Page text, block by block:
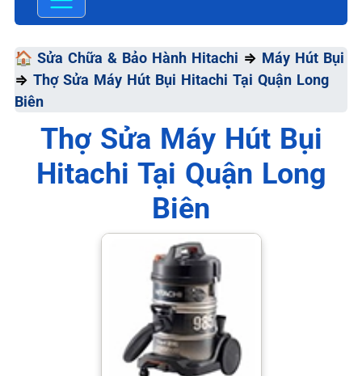
Đa
🏠 Sửa Chữa & Bảo Hành Hitachi ⇒ Máy Hút Bụi
⇒ Thợ Sửa Máy Hút Bụi Hitachi Tại Quận Long
Biên
Thợ Sửa Máy Hút Bụi
Hitachi Tại Quận Long
Biên